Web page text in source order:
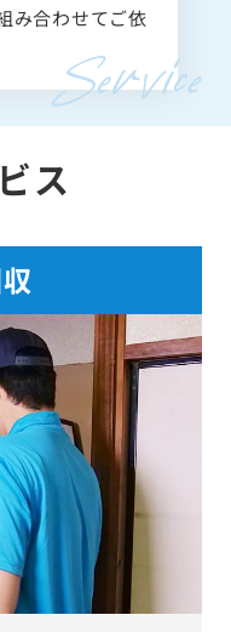
み合わせてご依
ス